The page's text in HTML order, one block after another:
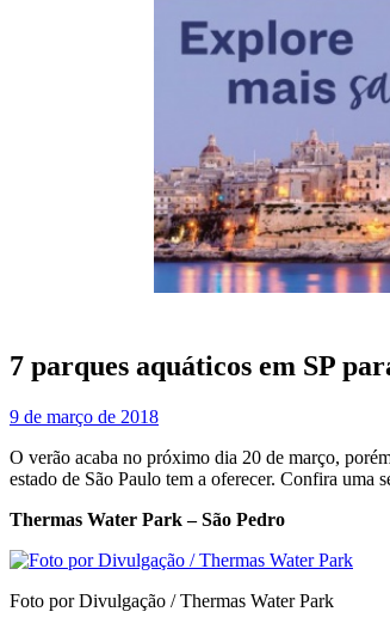
7 parques aquáticos em SP
9 de março de 2018
O verão acaba no próximo dia 20 de março,
estado de São Paulo tem a oferecer. Confira uma
Thermas Water Park – São Pedro
Foto por Divulgação / Thermas Water Park